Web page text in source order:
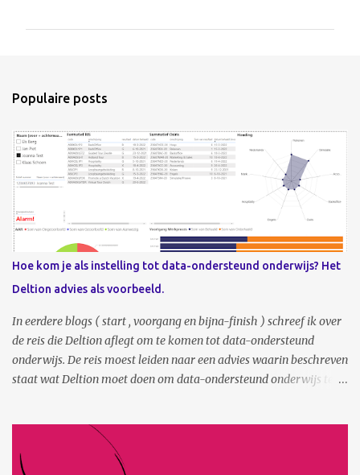
c
s
Populaire posts
Hoe kom je als instelling tot data-ondersteund onderwijs? Het
Deltion advies als voorbeeld.
In eerdere blogs ( start , voorgang en bijna-finish ) schreef ik over
de reis die Deltion aflegt om te komen tot data-ondersteund
onderwijs. De reis moest leiden naar een advies waarin beschreven
staat wat Deltion moet doen om data-ondersteund onderwijs te
publicatie, maar ook tijdens de datadinsdag van maart
aanstaande. Midden 2023 is het advies ‘Uitzicht op inzicht’